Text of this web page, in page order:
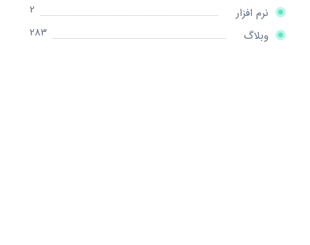
نرم افزار
2
وبلاگ
283